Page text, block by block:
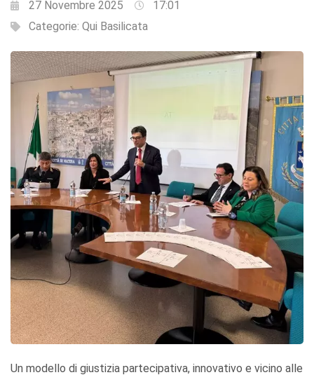
27 Novembre 2025
17:01
Categorie: Qui Basilicata
Un modello di giustizia partecipativa, innovativo e vicino alle